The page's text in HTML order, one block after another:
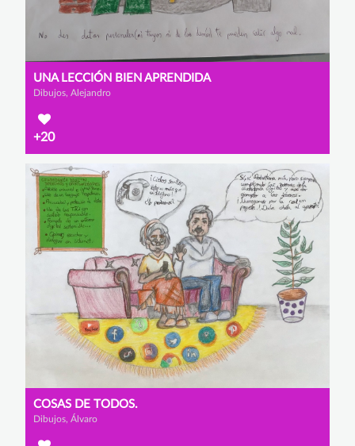
UNA LECCIÓN BIEN APRENDIDA
Dibujos, Alejandro
+20
COSAS DE TODOS.
Dibujos, Álvaro